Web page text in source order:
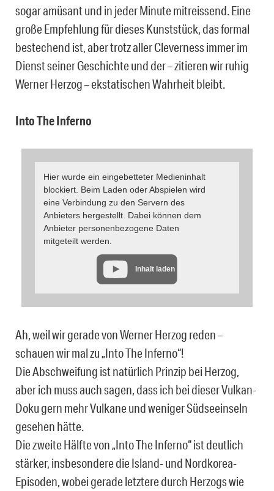
sogar amüsant und in jeder Minute mitreissend. Eine
große Empfehlung für dieses Kunststück, das formal
bestechend ist, aber trotz aller Cleverness immer im
Dienst seiner Geschichte und der – zitieren wir ruhig
Werner Herzog – ekstatischen Wahrheit bleibt.
Into The Inferno
Hier wurde ein eingebetteter Medieninhalt
blockiert. Beim Laden oder Abspielen wird
eine Verbindung zu den Servern des
Anbieters hergestellt. Dabei können dem
Anbieter personenbezogene Daten
mitgeteilt werden.
Inhalt laden
Ah, weil wir gerade von Werner Herzog reden –
schauen wir mal zu „Into The Inferno“!
Die Abschweifung ist natürlich Prinzip bei Herzog,
aber ich muss auch sagen, dass ich bei dieser Vulkan-
Doku gern mehr Vulkane und weniger Südseeinseln
gesehen hätte.
Die zweite Hälfte von „Into The Inferno“ ist deutlich
stärker, insbesondere die Island- und Nordkorea-
Episoden, wobei gerade letztere durch Herzogs wie